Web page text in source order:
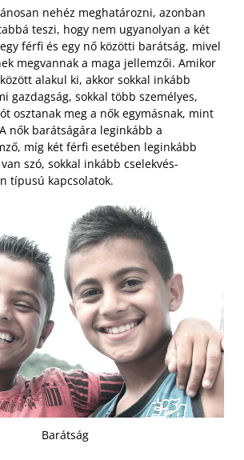
nehéz meghatározni, azonban
teszi, hogy nem ugyanolyan a két
férfi és egy nő közötti barátság, mivel
megvannak a maga jellemzői. Amikor
alakul ki, akkor sokkal inkább
gazdagság, sokkal több személyes,
osztanak meg a nők egymásnak, mint
nők barátságára leginkább a
míg két férfi esetében leginkább
szó, sokkal inkább cselekvés-
típusú kapcsolatok.
Barátság